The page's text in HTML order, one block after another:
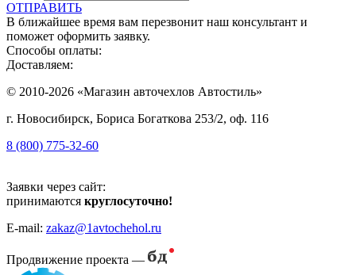
ОТПРАВИТЬ
В ближайшее время вам перезвонит наш консультант и
поможет оформить заявку.
Способы оплаты:
Доставляем:
© 2010-2026 «Магазин авточехлов Автостиль»
г. Новосибирск, Бориса Богаткова 253/2, оф. 116
8 (800) 775-32-60
Заявки через сайт:
принимаются круглосуточно!
E-mail: zakaz@1avtochehol.ru
Продвижение проекта —